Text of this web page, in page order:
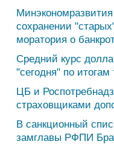
Минэкономразвития
сохранении
моратория о
Средний курс
"сегодня" по
ЦБ и
страховщиками
В санкционный
замглавы РФПИ